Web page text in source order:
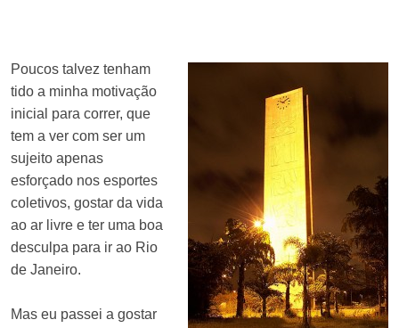
Poucos talvez tenham
tido a minha motivação
inicial para correr, que
tem a ver com ser um
sujeito apenas
esforçado nos esportes
coletivos, gostar da vida
ao ar livre e ter uma boa
desculpa para ir ao Rio
de Janeiro.
Mas eu passei a gostar